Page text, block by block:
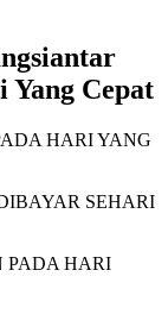
Yang Cepat
HARI YANG
SEHARI
PADA HARI